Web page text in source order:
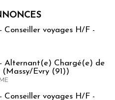
Conseiller voyages H/F -
Alternant(e) Chargé(e) de
(Massy/Evry (91))
Conseiller voyages H/F -